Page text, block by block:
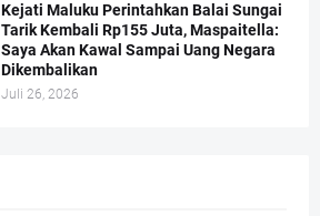
Kejati Maluku Perintahkan Balai Sungai
Tarik Kembali Rp155 Juta, Maspaitella:
Saya Akan Kawal Sampai Uang Negara
Dikembalikan
Juli 26, 2026